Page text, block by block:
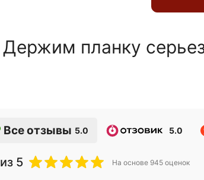
Держим планку
Все отзывы 5.0 5.0
из 5 На основе 945 оценок